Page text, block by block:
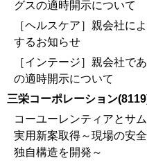
グスの適時開示について
［ヘルスケア］親会社に
するお知らせ
［インテージ］親会社で
の適時開示について
三栄コーポレーション
コーユーレンティアとサ
実用新案取得～現場の安
独自構造を開発～